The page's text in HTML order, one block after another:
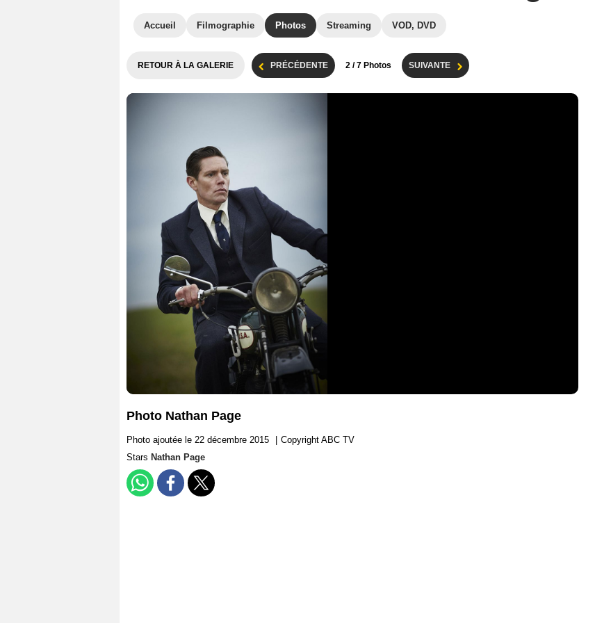
Accueil Filmographie Photos Streaming VOD, DVD
RETOUR À LA GALERIE PRÉCÉDENTE 2 / 7 Photos SUIVANTE
Photo Nathan Page
Photo ajoutée le 22 décembre 2015
Copyright ABC TV
Stars Nathan Page